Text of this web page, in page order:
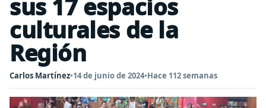
sus 17 espacios
culturales de la
Región
Carlos Martínez•14 de junio de 2024•Hace 112 semanas